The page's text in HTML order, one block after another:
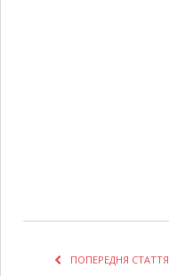
ПОПЕРЕДНЯ СТАТТЯ